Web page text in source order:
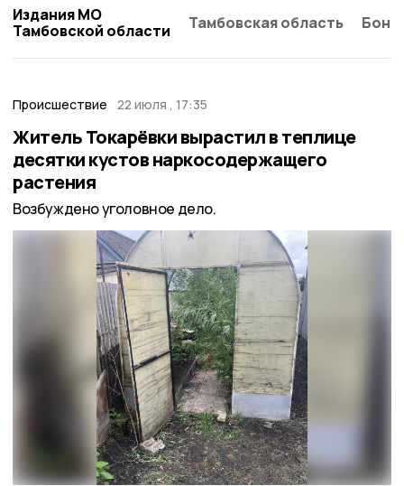
Издания МО
Тамбовской области
Тамбовская область
Происшествие 22 июля , 17:35
Житель Токарёвки вырастил в теплице
десятки кустов наркосодержащего
растения
Возбуждено уголовное дело.